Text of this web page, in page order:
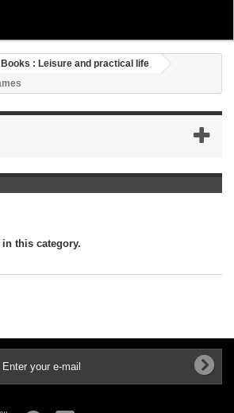
+
+
+
1945
Books : Leisure and practical life
this category.